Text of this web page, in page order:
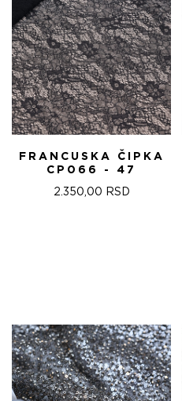
FRANCUSKA ČIPKA
CP066 - 47
2.350,00 RSD